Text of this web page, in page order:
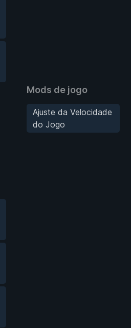
Mods de jogo
Ajuste da Velocidade
do Jogo